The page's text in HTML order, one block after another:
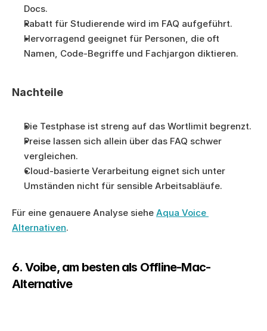
Docs.
Rabatt für Studierende wird im FAQ aufgeführt.
Hervorragend geeignet für Personen, die oft
Namen, Code-Begriffe und Fachjargon diktieren.
Nachteile
Die Testphase ist streng auf das Wortlimit begrenzt.
Preise lassen sich allein über das FAQ schwer
vergleichen.
Cloud-basierte Verarbeitung eignet sich unter
Umständen nicht für sensible Arbeitsabläufe.
Für eine genauere Analyse siehe Aqua Voice
Alternativen.
6. Voibe, am besten als Offline-Mac-
Alternative